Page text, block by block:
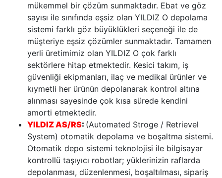
mükemmel bir çözüm sunmaktadır. Ebat ve göz
sayısı ile sınıfında eşsiz olan YILDIZ O depolama
sistemi farklı göz büyüklükleri seçeneği ile de
müşteriye eşsiz çözümler sunmaktadır. Tamamen
yerli üretimimiz olan YILDIZ O çok farklı
sektörlere hitap etmektedir. Kesici takım, iş
güvenliği ekipmanları, ilaç ve medikal ürünler ve
kıymetli her ürünün depolanarak kontrol altına
alınması sayesinde çok kısa sürede kendini
amorti etmektedir.
YILDIZ AS/RS: (Automated Stroge / Retrievel
System) otomatik depolama ve boşaltma sistemi.
Otomatik depo sistemi teknolojisi ile bilgisayar
kontrollü taşıyıcı robotlar; yüklerinizin raflarda
depolanması, düzenlenmesi, boşaltılması, sipariş